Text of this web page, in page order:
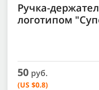
Ручка-
логотипом
50 руб.
(US $0.8)